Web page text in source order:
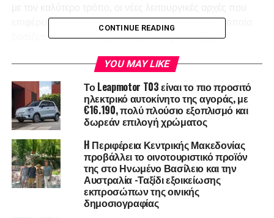
επιφέρει η συνεχώς μεταβαλλόμενη τεχνολογία, η οποία
βασίζεται πάντοτε στις ανάγκες και τις τάσεις της
Στην ψηφιακή προσαρμογή απλά αξιοποιούμε τις εξελίξεις
της τεχνολογίας για ταχύτερη και αποτελεσματικότερη
διεκπεραίωση των λειτουργιών και διαδικασιών.
Κατά συνέπεια σε ότι αφορά την Ψηφιακή Προσαρμογή τα
πράγματα είναι σχετικά απλά. Αναζητούμε τον κατάλληλο
τεχνολογικό εξοπλισμό και προχωράμε στην ενσωμάτωση
του στην αμετάβλητη κατά τα άλλα παραγωγική
CONTINUE READING
YOU MAY LIKE
Το Leapmotor T03 είναι το πιο προσιτό
ηλεκτρικό αυτοκίνητο της αγοράς, με
€16.190, πολύ πλούσιο εξοπλισμό και
δωρεάν επιλογή χρώματος
H Περιφέρεια Κεντρικής Μακεδονίας
προβάλλει το οινοτουριστικό προϊόν
της στο Ηνωμένο Βασίλειο και την
Αυστραλία -Ταξίδι εξοικείωσης
εκπροσώπων της οινικής
δημοσιογραφίας